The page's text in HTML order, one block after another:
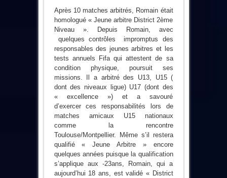
Après 10 matches arbitrés, Romain était
homologué « Jeune arbitre District 2ème
Niveau ». Depuis Romain, avec
quelques contrôles impromptus des
responsables des jeunes arbitres et les
tests annuels
Fifa qui attestent de sa
condition physique, poursuit ses
missions. Il a arbitré des U13, U15 (
dont des niveaux ligue) U17 (dont des
« excellence ») et a savouré
d’exercerces responsabilités lors de
matches amicaux U15 nationaux
comme la rencontre
Toulouse/Montpellier. Même s’il restera
qualifié « Jeune Arbitre » encore
quelques années puisque la qualification
s’applique aux -23ans, Romain, qui a
aujourd’hui 18 ans, est validé « District